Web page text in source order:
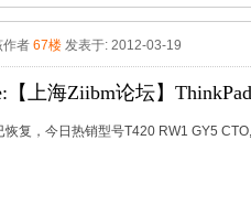
作者 67楼 发表于: 2012-03-19
【上海Ziibm论坛】
恢复，今日热销型号T420 RW1 GY5